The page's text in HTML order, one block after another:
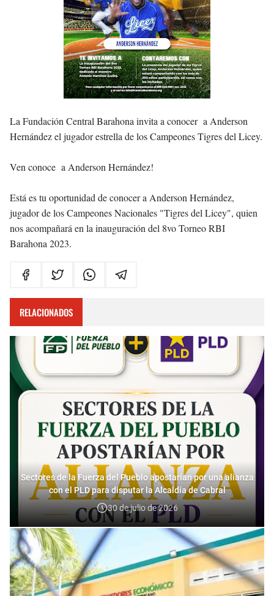
La Fundación Central Barahona invita a conocer a Anderson
Hernández el jugador estrella de los Campeones Tigres del Licey.
Ven conoce a Anderson Hernández!
Está es tu oportunidad de conocer a Anderson Hernández,
jugador de los Campeones Nacionales "Tigres del Licey", quien
nos acompañará en la inauguración del 8vo Torneo RBI
Barahona 2023.
RELACIONADOS
Sectores de la Fuerza del Pueblo apostarían por una alianza
con el PLD para disputar la Alcaldía de Cabral
30 de julio de 2026